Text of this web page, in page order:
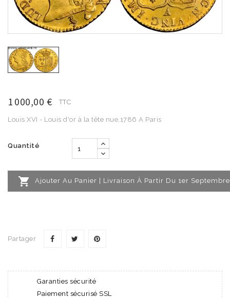
1 000,00 € TTC
Louis XVI - Louis d'or à la tête nue,1786 A Paris
Quantité
 Ajouter Au Panier | Livraison À Partir Du 1er Septembre
Partager
Garanties sécurité
Paiement sécurisé SSL